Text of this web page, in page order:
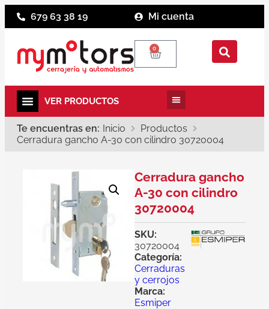
679 63 38 19 Mi cuenta
0
Te encuentras en: Inicio
Productos
Cerradura gancho A-30 con cilindro 30720004
Cerradura gancho
A-30 con cilindro
30720004
SKU:
30720004
Categoría:
Cerraduras
y cerrojos
Marca:
Esmiper